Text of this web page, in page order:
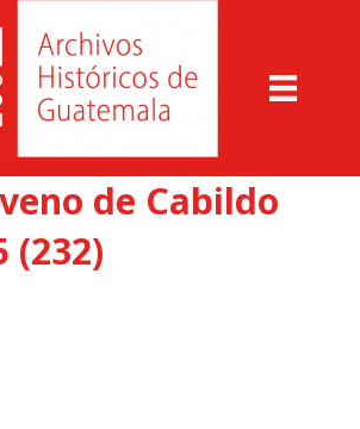
de Cabildo
(232)